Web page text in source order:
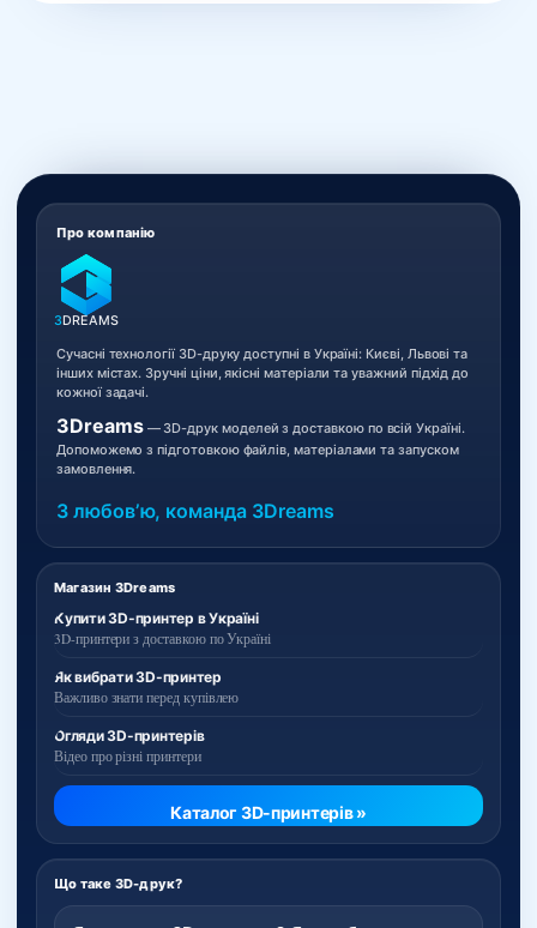
Магазин 3Dreams
Купити 3D-принтер в Україні
3D-принтери з доставкою по Україні
Як вибрати 3D-принтер
Важливо знати перед купівлею
Огляди 3D-принтерів
Відео про різні принтери
Каталог 3D-принтерів »
Що таке 3D-друк?
Про компанію
3DREAMS
Сучасні технології 3D-друку доступні в Україні: Києві, Львові та
інших містах. Зручні ціни, якісні матеріали та уважний підхід до
кожної задачі.
3Dreams— 3D-друк моделей з доставкою по всій Україні.
Допоможемо з підготовкою файлів, матеріалами та запуском
замовлення.
З любовʼю, команда 3Dreams